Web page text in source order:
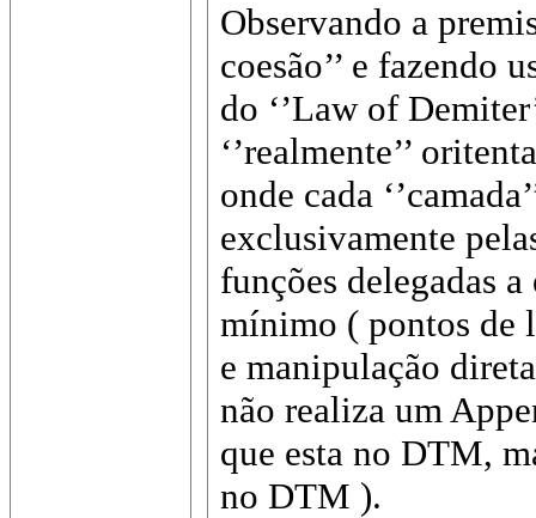
Observando a
coesão’’ e fazendo
do ‘’Law of
‘’realmente’’
onde cada
exclusivamente
funções delegadas
mínimo ( pontos de
e manipulação
não realiza um
que esta no DTM,
no DTM ).